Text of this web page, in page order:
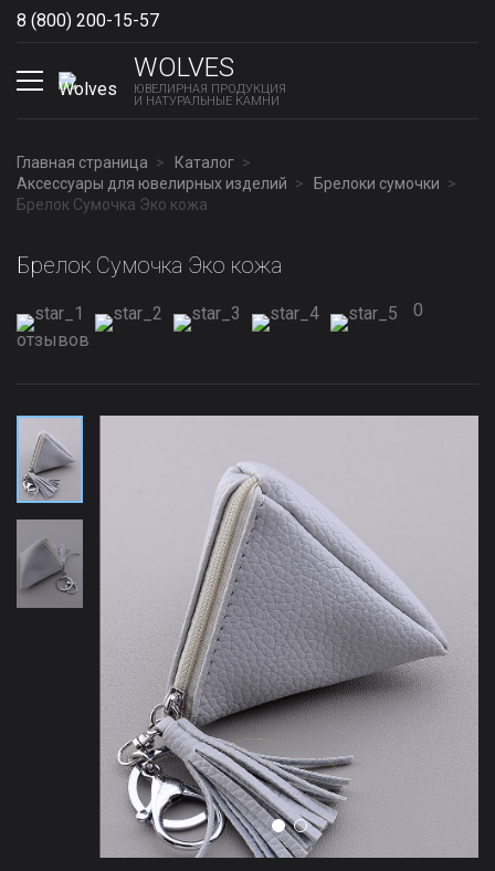
8 (800) 200-15-57
WOLVES
ЮВЕЛИРНАЯ ПРОДУКЦИЯ
И НАТУРАЛЬНЫЕ КАМНИ
Главная страница
Каталог
Аксессуары для ювелирных изделий
Брелоки сумочки
Брелок Сумочка Эко кожа
Брелок Сумочка Эко кожа
0
отзывов